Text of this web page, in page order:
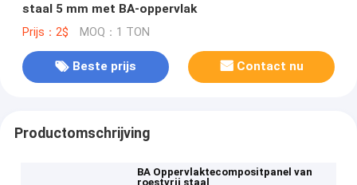
staal 5 mm met BA-oppervlak
Prijs：2$ MOQ：1 TON
Beste prijs Contact nu
Productomschrijving
BA Oppervlaktecompositpanel van
roestvrij staal